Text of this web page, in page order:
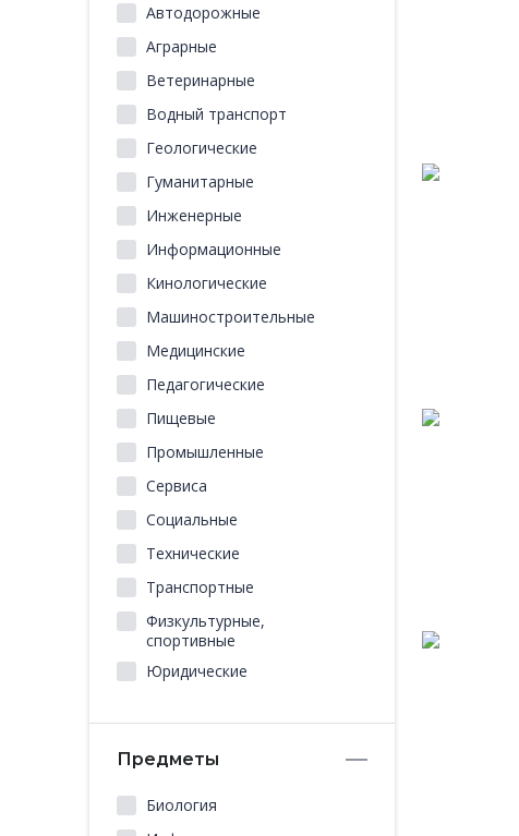
Автодорожные
Аграрные
Ветеринарные
Водный транспорт
Геологические
Гуманитарные
Инженерные
Информационные
Кинологические
Машиностроительные
Медицинские
Педагогические
Пищевые
Промышленные
Сервиса
Социальные
Технические
Транспортные
Физкультурные,
спортивные
Юридические
Предметы
Биология